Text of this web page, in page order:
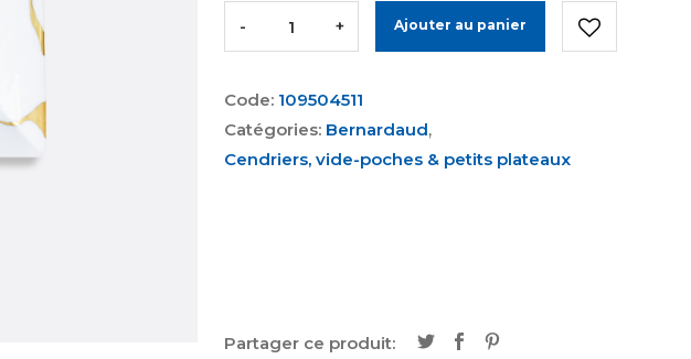
- + Ajouter au panier
Code: 109504511
Catégories: Bernardaud,
Cendriers, vide-poches & petits plateaux
Partager ce produit: